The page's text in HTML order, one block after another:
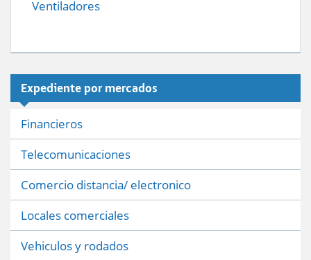
Ventiladores
Expediente por mercados
Financieros
Telecomunicaciones
Comercio distancia/ electronico
Locales comerciales
Vehiculos y rodados